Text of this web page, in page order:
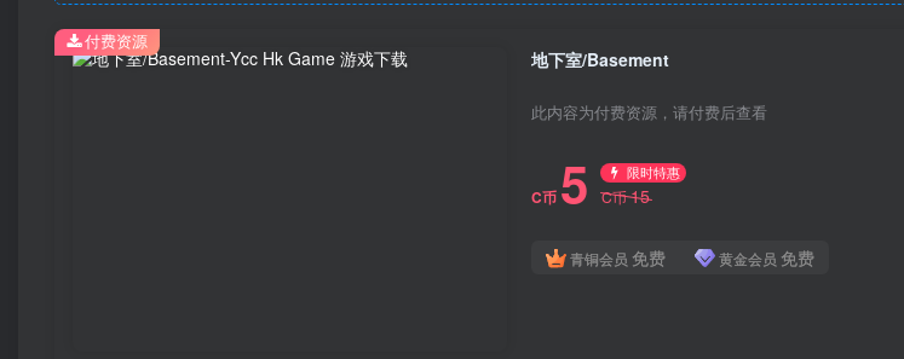
地下室/Basement
此内容为付费资源，请付费后查看
C币 5 限时特惠
C币15
青铜会员 免费 黄金会员 免费
付费资源